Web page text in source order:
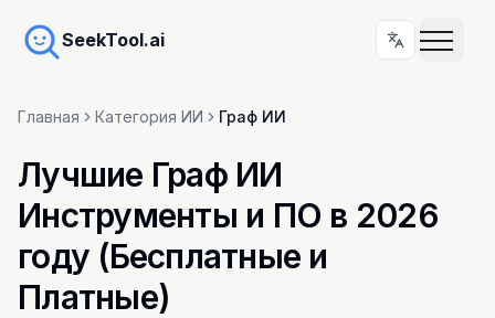
SeekTool.ai
Главная Категория ИИ Граф ИИ
Лучшие Граф ИИ
Инструменты и ПО в 2026
году (Бесплатные и
Платные)